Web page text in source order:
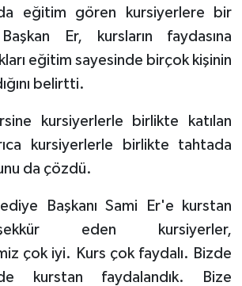
eğitim gören kursiyerlere bir
Er, kursların faydasına
eğitim sayesinde birçok kişinin
belirtti.
kursiyerlerle birlikte katılan
kursiyerlerle birlikte tahtada
da çözdü.
Başkanı Sami Er'e kurstan
eden kursiyerler,
çok iyi. Kurs çok faydalı. Bizde
kurstan faydalandık. Bize